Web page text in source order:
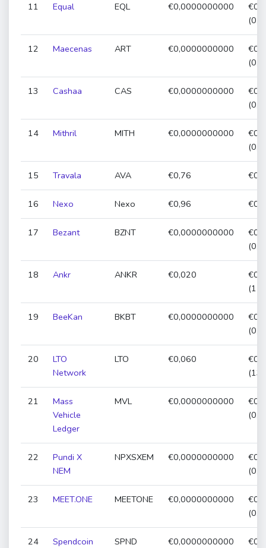
11 Equal EQL €0,0000000000
12 Maecenas ART €0,0000000000
13 Cashaa CAS €0,0000000000
14 Mithril MITH €0,0000000000
15 Travala AVA €0,76
16 Nexo Nexo €0,96
17 Bezant BZNT €0,0000000000
18 Ankr ANKR €0,020
19 BeeKan BKBT €0,0000000000
20
LTO
Network
LTO €0,060
21
Mass
Vehicle
Ledger
MVL €0,0000000000
22
Pundi X
NEM
NPXSXEM €0,0000000000
23 MEET.ONE MEETONE €0,0000000000
24 Spendcoin SPND €0,0000000000